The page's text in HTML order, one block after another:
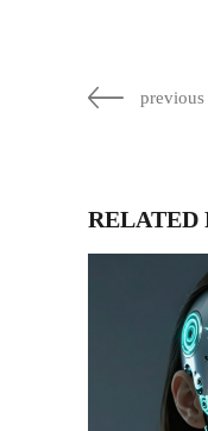
previous
RELATED